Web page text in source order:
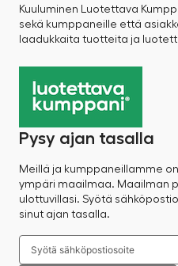
Kuuluminen Luotettava
sekä kumppaneille että
laadukkaita tuotteita ja
Pysy ajan tasalla
Meillä ja kumppaneillamme
ympäri maailmaa. Maailman
ulottuvillasi. Syötä
sinut ajan tasalla.